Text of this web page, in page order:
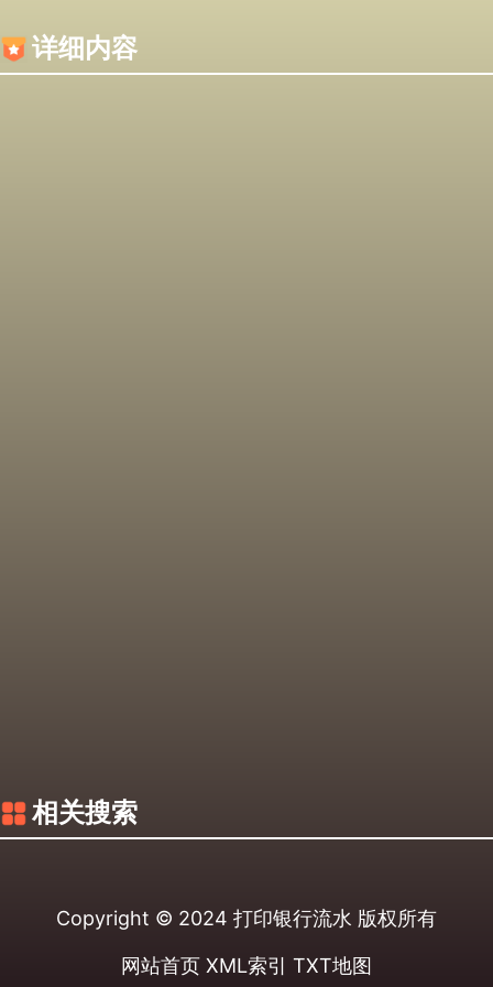
详细内容
相关搜索
Copyright © 2024 打印银行流水 版权所有
网站首页 XML索引 TXT地图